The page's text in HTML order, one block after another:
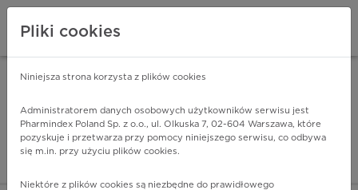
Pharmindex - lider
ZALOGUJ SIĘ
Pliki cookies
Niniejsza strona korzysta z plików cookies
Administratorem danych osobowych użytkowników serwisu jest
Pharmindex Poland Sp. z o.o., ul. Olkuska 7, 02-604 Warszawa, które
pozyskuje i przetwarza przy pomocy niniejszego serwisu, co odbywa
się m.in. przy użyciu plików cookies.
Niektóre z plików cookies są niezbędne do prawidłowego
ZA DARMO - w Google Play INSTALUJ